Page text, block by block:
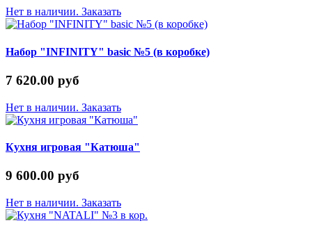
Нет в наличии. Заказать
Набор "INFINITY" basic №5 (в коробке)
7 620.00 руб
Нет в наличии. Заказать
Кухня игровая "Катюша"
9 600.00 руб
Нет в наличии. Заказать